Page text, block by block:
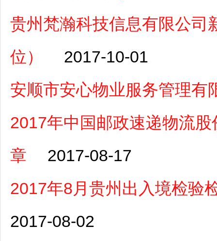
贵州梵瀚科技信息有限公司
位）
2017-10-01
安顺市安心物业服务管理有
2017年中国邮政速递物流
章
2017-08-17
2017年8月贵州出入境检验
2017-08-02